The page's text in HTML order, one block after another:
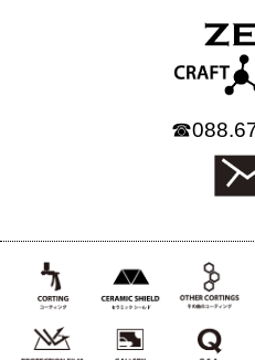
☎